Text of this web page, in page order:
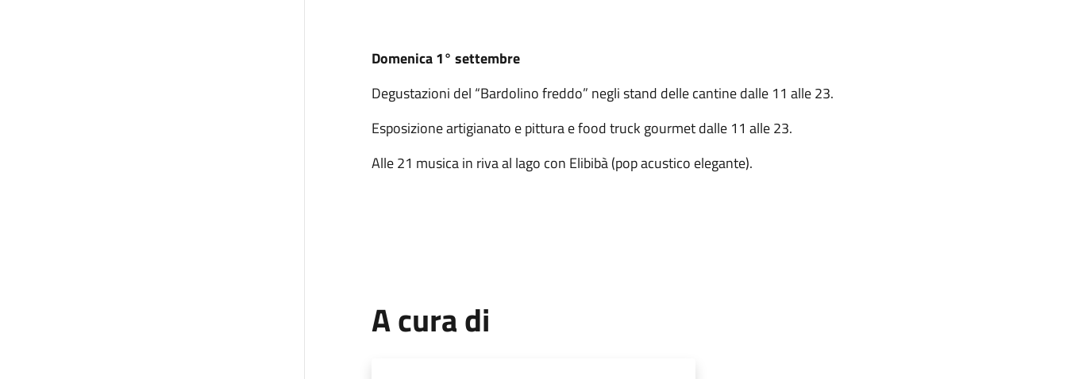
Domenica 1° settembre
Degustazioni del “Bardolino freddo” negli stand delle cantine dalle 11 alle 23.
Esposizione artigianato e pittura e food truck gourmet dalle 11 alle 23.
Alle 21 musica in riva al lago con Elibibà (pop acustico elegante).
A cura di